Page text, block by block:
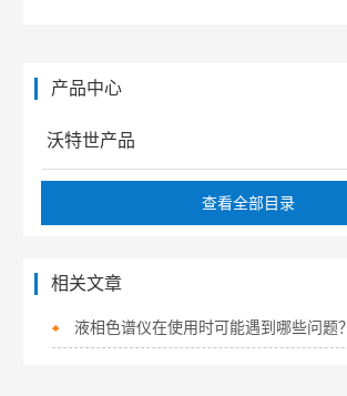
产品中心
沃特世产品
查看全部目录
相关文章
液相色谱仪在使用时可能遇到哪些问题